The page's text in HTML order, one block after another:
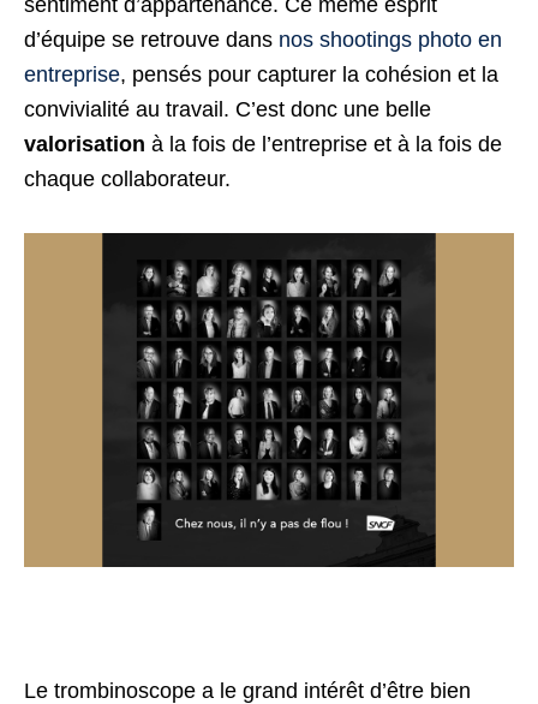
sentiment d’appartenance. Ce même esprit
d’équipe se retrouve dans nos shootings photo en
entreprise, pensés pour capturer la cohésion et la
convivialité au travail. C’est donc une belle
valorisation à la fois de l’entreprise et à la fois de
chaque collaborateur.
Le trombinoscope a le grand intérêt d’être bien